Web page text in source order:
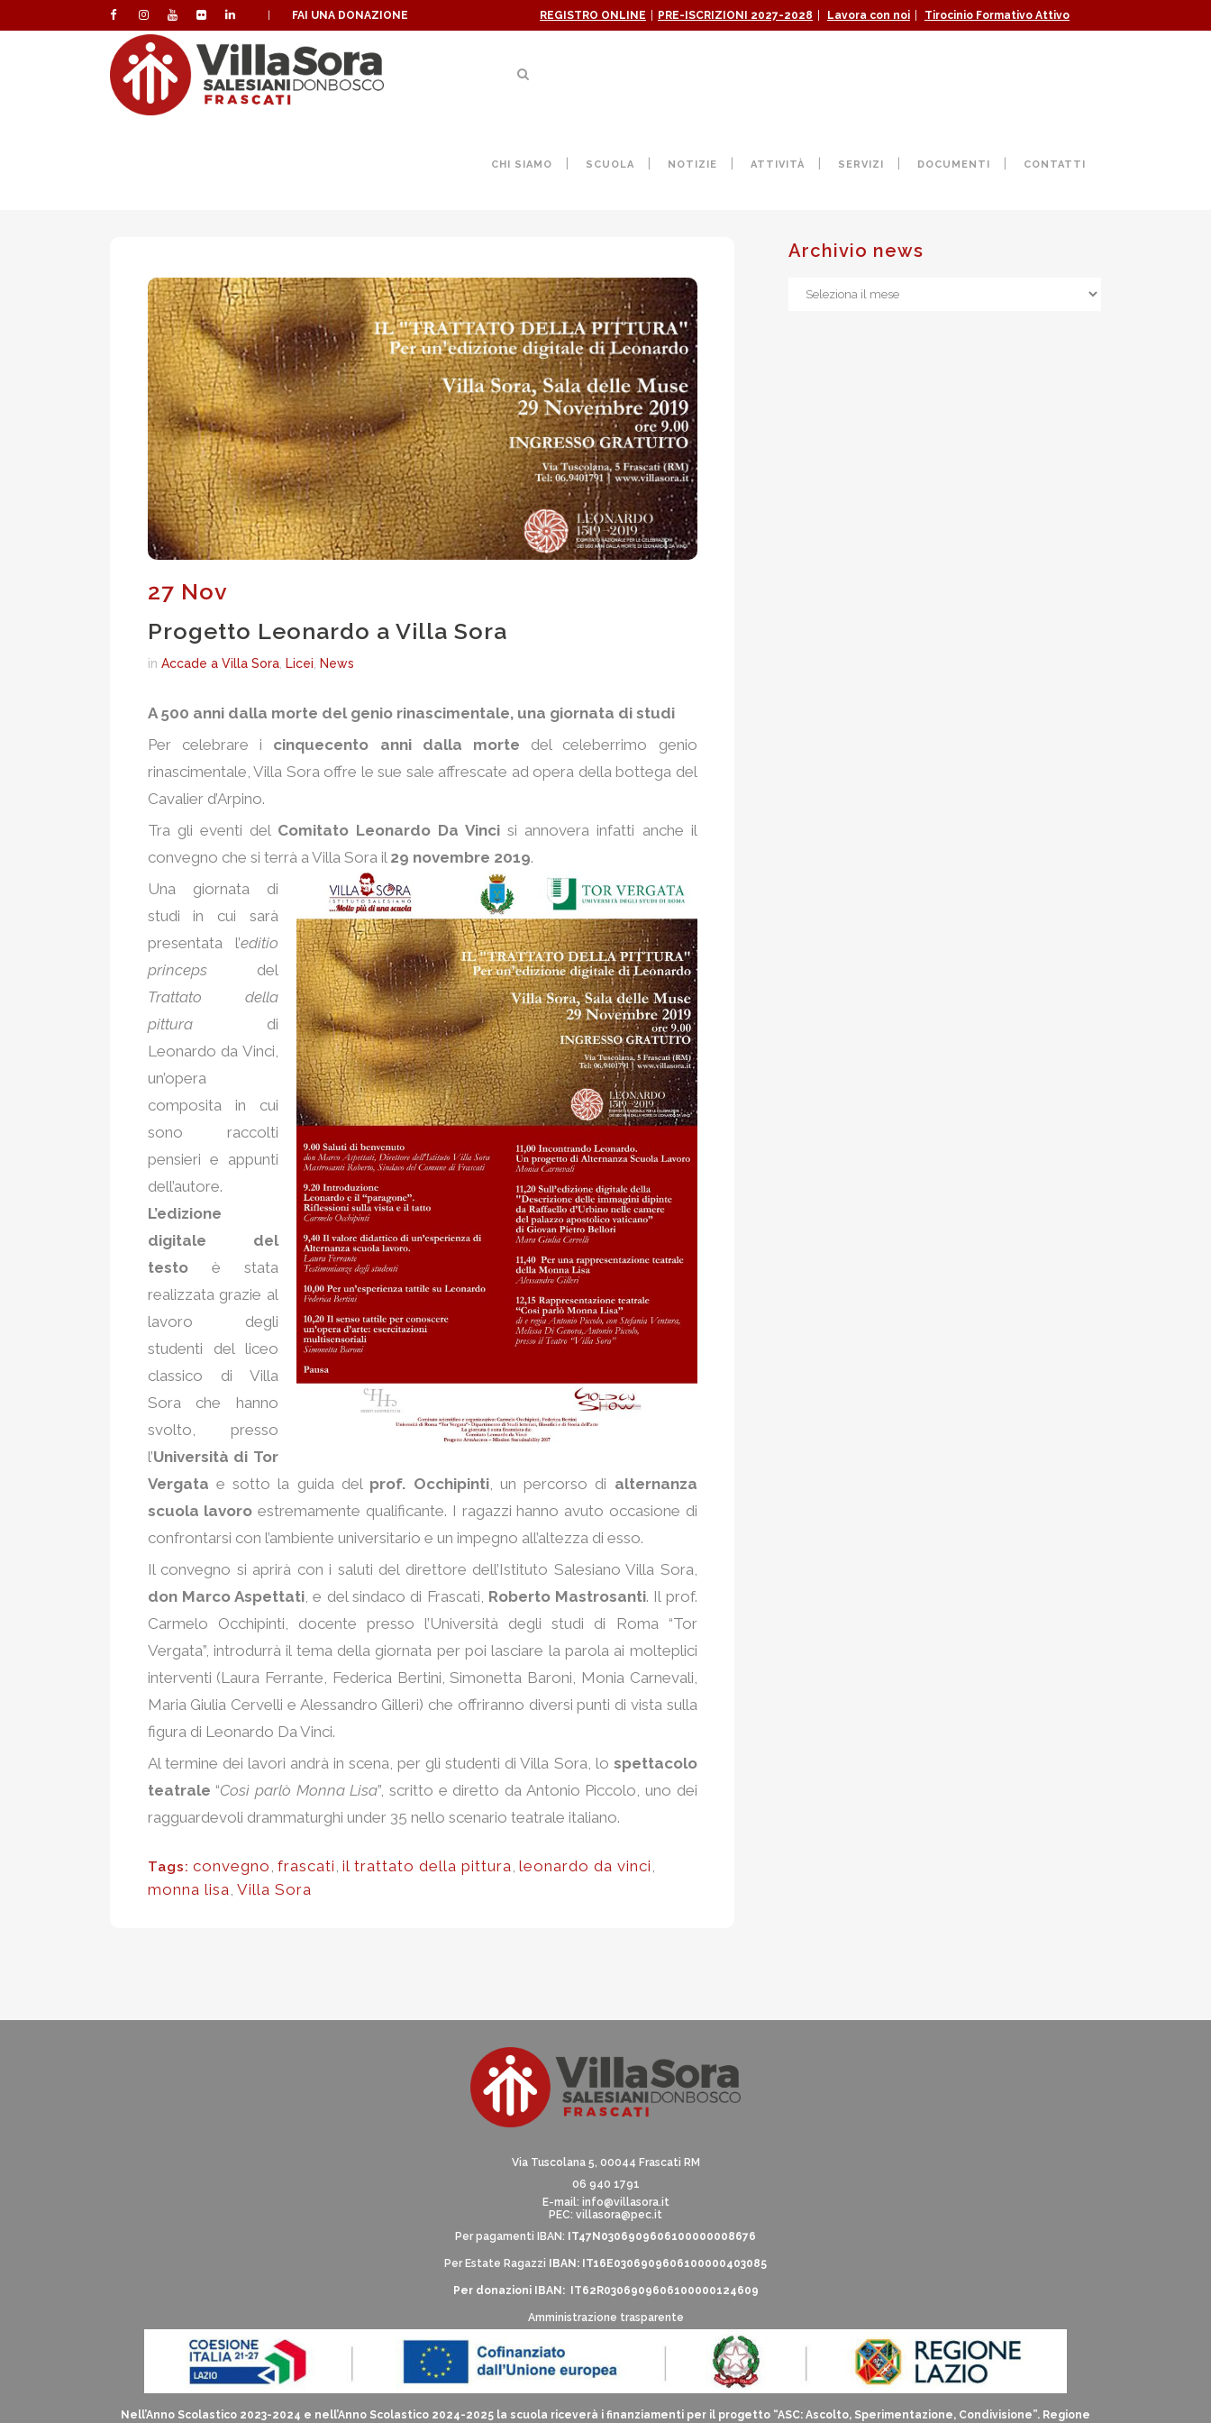
FAI UNA DONAZIONE REGISTRO ONLINE PRE-ISCRIZIONI 2027-2028 Lavora con noi Tirocinio Formativo Attivo
CHI SIAMO SCUOLA NOTIZIE ATTIVITÀ SERVIZI DOCUMENTI CONTATTI
PROGETTO LEONARDO A VILLA SORA
27 Nov
Progetto Leonardo a Villa Sora
in Accade a Villa Sora, Licei News
A 500 anni dalla morte del genio rinascimentale, una giornata di studi
Per celebrare i cinquecento anni dalla morte del celeberrimo genio
rinascimentale, Villa Sora offre le sue sale affrescate ad opera della bottega del
Cavalier d’Arpino.
Tra gli eventi del Comitato Leonardo Da Vinci si annovera infatti anche il
convegno che si terrà a Villa Sora il 29 novembre 2019.
Una giornata di
studi in cui sarà
presentata l’editio
princeps del
Trattato della
pitturadi
Leonardo da Vinci,
un’opera
composita in cui
sono raccolti
pensieri e appunti
dell’autore.
L’edizione
digitale del
testoè stata
realizzata grazie al
lavoro degli
studenti del liceo
classico di Villa
Sora che hanno
svolto, presso
l’Università di Tor
Vergata e sotto la guida del prof. Occhipinti, un percorso di alternanza
scuola lavoro estremamente qualificante. I ragazzi hanno avuto occasione di
confrontarsi con l’ambiente universitario e un impegno all’altezza di esso.
Il convegno si aprirà con i saluti del direttore dell’Istituto Salesiano Villa Sora,
don Marco Aspettati , e del sindaco di Frascati, Roberto Mastrosanti. Il prof.
Carmelo Occhipinti, docente presso l’Università degli studi di Roma “Tor
Vergata”, introdurrà il tema della giornata per poi lasciare la parola ai molteplici
interventi (Laura Ferrante, Federica Bertini, Simonetta Baroni, Monia Carnevali,
Maria Giulia Cervelli e Alessandro Gilleri) che offriranno diversi punti di vista sulla
figura di Leonardo Da Vinci.
Al termine dei lavori andrà in scena, per gli studenti di Villa Sora, lo spettacolo
teatrale “Così parlò Monna Lisa”, scritto e diretto da Antonio Piccolo, uno dei
ragguardevoli drammaturghi under 35 nello scenario teatrale italiano.
Tags: convegno frascati il trattato della pittura leonardo da vinci
monna lisa Villa Sora
Archivio news
Archivio
Via Tuscolana 5, 00044 Frascati RM
06 940 1791
E-mail: info@villasora.it
PEC: villasora@pec.it
Per pagamenti IBAN:
IT47N0306909606100000008676
Per Estate Ragazzi IBAN: IT16E0306909606100000403085
Per donazioni IBAN: IT62R0306909606100000124609
Amministrazione trasparente
Nell’Anno Scolastico 2023-2024 e nell’Anno Scolastico 2024-2025 la scuola riceverà i finanziamenti per il progetto “ASC: Ascolto, Sperimentazione, Condivisione”. Regione